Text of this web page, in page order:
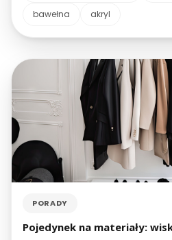
materiałów, ale porównanie
wełny, bawełny i akrylu powinno
bawełna
akryl
PORADY
Pojedynek na materiały: